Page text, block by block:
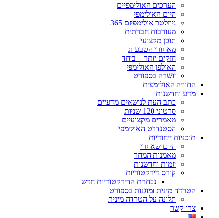
הערכים האולימפיים
היום האולימפי
ניוזלטר אולימפיזם 365
מעורבות חברתית
תוכן מקצועי
מאחורי הטבעות
חזקים יותר – ביחד
האולפן האולימפי
יושרה בספורט
החוויה האולימפית
מדע וחדשנות
כתב העת לנושאים מדעיים
סרטוני 120 שניות
מאמרים מקצועיים
הסטנדרט האולימפי
תוכניות ייחודיות
היום שאחרי
מאמנות המחר
יזמות וחדשנות
קורס דירקטוריות
נבחרת הדירקטוריות חדש
הטרדה מינית ומוגנות בספורט
תלונה על הטרדה מינית
צרו קשר